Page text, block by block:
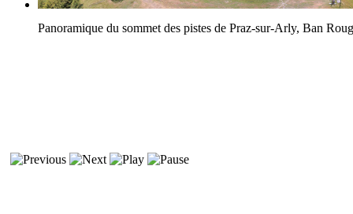
Panoramique du sommet des pistes de Praz-sur-Arly, Ban